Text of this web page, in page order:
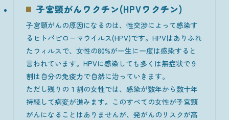
子宮頸がんワクチン(HPVワクチン)
子宮頸がんの原因になるのは、性交渉によって感染す
るヒトパピローマウイルス(HPV)です。HPVはありふれ
たウィルスで、女性の80%が一生に一度は感染すると
言われています。HPVに感染しても多くは無症状で９
割は自分の免疫力で自然に治っていきます。
ただし残りの１割の女性では、感染が数年から数十年
持続して病変が進みます。このすべての女性が子宮頸
がんになることはありませんが、発がんのリスクが高